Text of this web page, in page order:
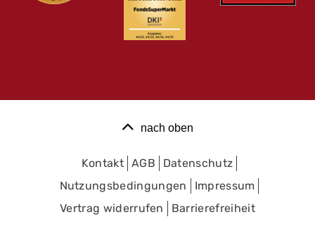
nach oben
Kontakt AGB
Datenschutz
Nutzungsbedingungen
Impressum
Vertrag widerrufen
Barrierefreiheit